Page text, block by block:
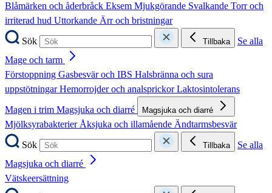
Blåmärken och åderbråck Eksem Mjukgörande Svalkande Torr och
irriterad hud Uttorkande Ärr och bristningar
Sök
Tillbaka
Se alla
Mage och tarm
Förstoppning Gasbesvär och IBS Halsbränna och sura
uppstötningarHemorrojder och analsprickorLaktosintolerans
Magen i trim Magsjuka och diarré Magsjuka och diarré
MjölksyrabakterierÅksjuka och illamående Ändtarmsbesvär
Sök
Tillbaka
Se alla
Magsjuka och diarré
Vätskeersättning